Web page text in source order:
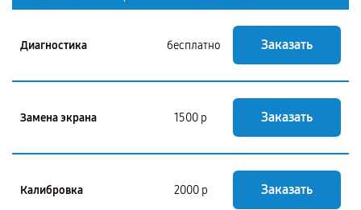
Диагностика бесплатно Заказать
Замена экрана 1500 р Заказать
Калибровка 2000 р Заказать